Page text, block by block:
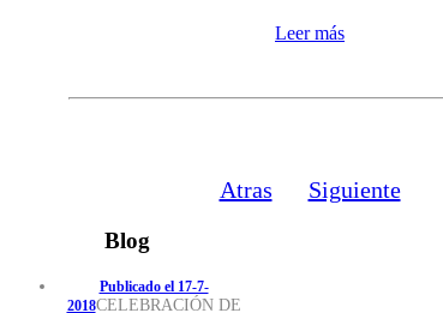
Leer más
Atras Siguiente
Blog
Publicado el 17-7-
2018CELEBRACIÓN DE